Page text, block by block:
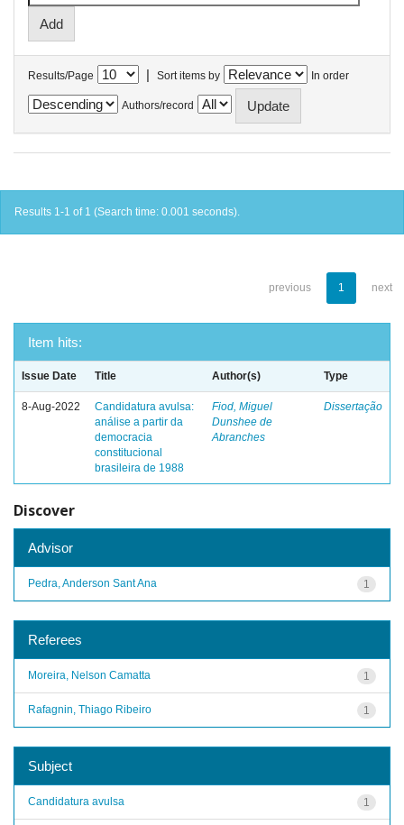
Results/Page | Sort items by In order
Authors/record
Results 1-1 of 1 (Search time: 0.001 seconds).
previous 1 next
Item hits:
Issue Date Title Author(s) Type
8-Aug-2022
Candidatura avulsa:
análise a partir da
democracia
constitucional
brasileira de 1988
Fiod, Miguel
Dunshee de
Abranches
Dissertação
Discover
Advisor
1
Pedra, Anderson Sant Ana
Referees
1
Moreira, Nelson Camatta
1
Rafagnin, Thiago Ribeiro
Subject
1
Candidatura avulsa